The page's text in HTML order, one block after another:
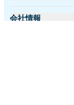
卸売プラットフォーム
会社情報